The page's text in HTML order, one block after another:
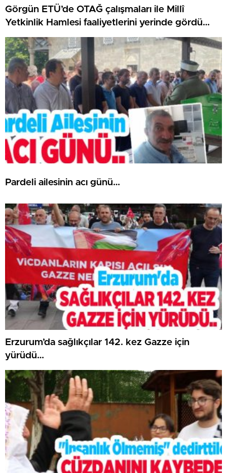
Görgün ETÜ’de OTAĞ çalışmaları ile Millî
Yetkinlik Hamlesi faaliyetlerini yerinde gördü…
Pardeli ailesinin acı günü…
Erzurum’da sağlıkçılar 142. kez Gazze için
yürüdü…